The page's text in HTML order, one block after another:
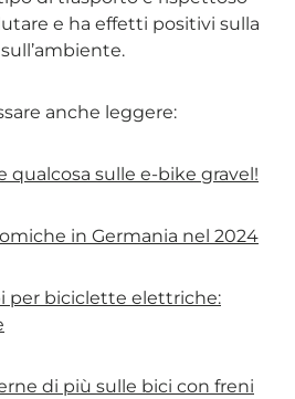
e ha effetti positivi sulla
anche leggere:
qualcosa sulle e-bike gravel!
in Germania nel 2024
per biciclette elettriche:
di più sulle bici con freni